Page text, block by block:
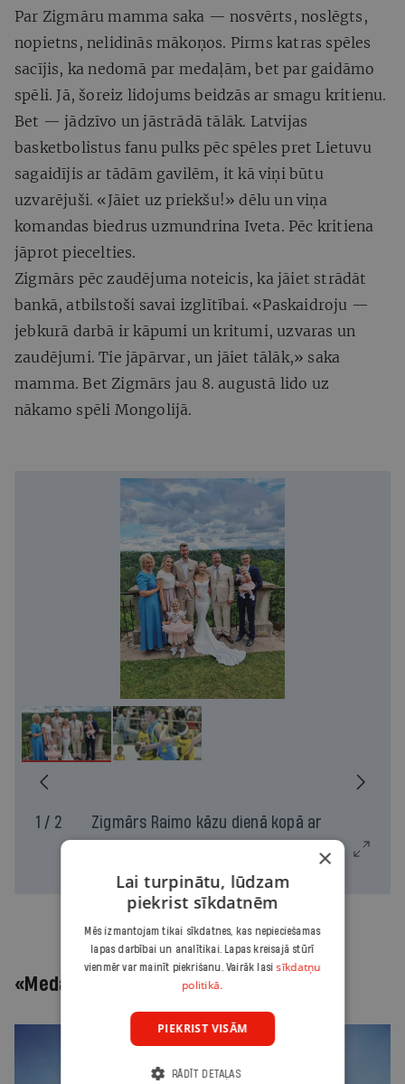
Par Zigmāru mamma saka — nosvērts, noslēgts,
nopietns, nelidinās mākoņos. Pirms katras spēles
sacījis, ka nedomā par medaļām, bet par gaidāmo
spēli. Jā, šoreiz lidojums beidzās ar smagu kritienu.
Bet — jādzīvo un jāstrādā tālāk. Latvijas
basketbolistus fanu pulks pēc spēles pret Lietuvu
sagaidījis ar tādām gavilēm, it kā viņi būtu
uzvarējuši. «Jāiet uz priekšu!» dēlu un viņa
komandas biedrus uzmundrina Iveta. Pēc kritiena
jāprot piecelties.
Zigmārs pēc zaudējuma noteicis, ka jāiet strādāt
bankā, atbilstoši savai izglītībai. «Paskaidroju —
jebkurā darbā ir kāpumi un kritumi, uzvaras un
zaudējumi. Tie jāpārvar, un jāiet tālāk,» saka
mamma. Bet Zigmārs jau 8. augustā lido uz
nākamo spēli Mongolijā.
1 / 2
Zigmārs Raimo kāzu dienā kopā ar
ģimeni. Foto no personīgā arhīva
«Medaļas ir tikai trīs»
×
Lai turpinātu, lūdzam
piekrist sīkdatnēm
Mēs izmantojam tikai sīkdatnes, kas nepieciešamas
lapas darbībai un analītikai. Lapas kreisajā stūrī
vienmēr var mainīt piekrišanu. Vairāk lasisīkdatņu
politikā.
PIEKRIST VISĀM
RĀDĪT DETAĻAS